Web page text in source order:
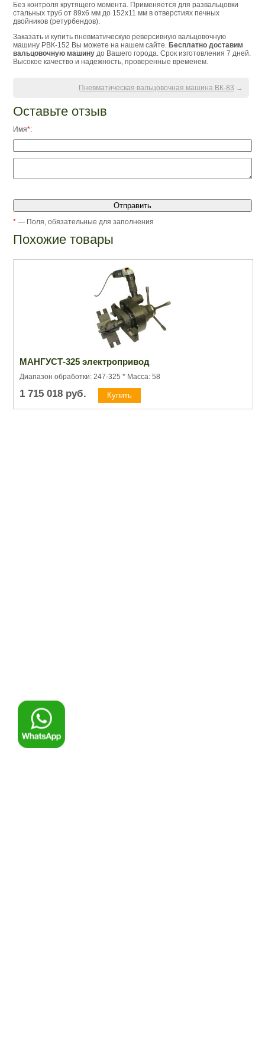
Без контроля крутящего момента. Применяется для развальцовки
стальных труб от 89х6 мм до 152х11 мм в отверстиях печных
двойников (ретурбендов).
Заказать и купить пневматическую реверсивную вальцовочную
машину РВК-152 Вы можете на нашем сайте. Бесплатно доставим
вальцовочную машину до Вашего города. Срок изготовления 7 дней.
Высокое качество и надежность, проверенные временем.
Пневматическая вальцовочная машина ВК-83 →
Оставьте отзыв
Имя*:
* — Поля, обязательные для заполнения
Похожие товары
МАНГУСТ-325 электропривод
Диапазон обработки: 247-325 * Масса: 58
1 715 018 руб.